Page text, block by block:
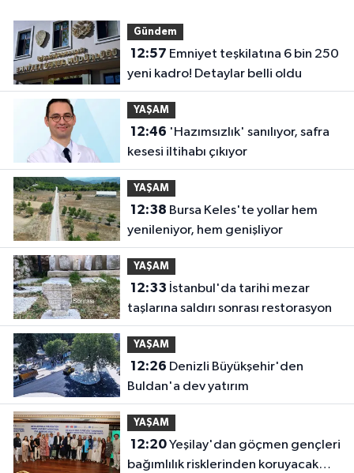
Gündem
12:57
yeni kadro! Detaylar belli oldu
YAŞAM
12:46
kesesi iltihabı çıkıyor
YAŞAM
12:38
yenileniyor, hem genişliyor
YAŞAM
12:33
taşlarına saldırı sonrası restorasyon
YAŞAM
12:26
Buldan'a dev yatırım
YAŞAM
12:20Yeşilay'dan göçmen gençleri
bağımlılık risklerinden koruyacak